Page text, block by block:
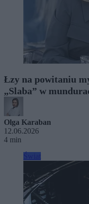
Łzy na powitaniu
„Slaba” w
Olga Karaban
12.06.2026
4 min